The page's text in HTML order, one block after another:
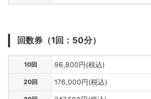
回数券（1回：50分）
10回 96,800円(税込)
20回 176,000円(税込)